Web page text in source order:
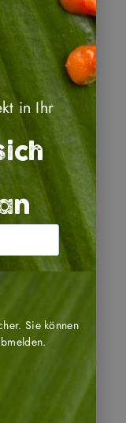
in Ihr
Sie können